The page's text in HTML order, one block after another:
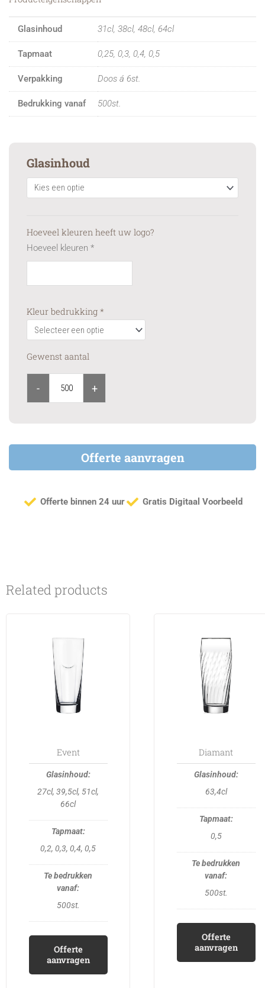
Glasinhoud 31cl, 38cl, 48cl, 64cl
Tapmaat 0,25, 0,3, 0,4, 0,5
Verpakking Doos á 6st.
Bedrukking vanaf 500st.
Glasinhoud
Hoeveel kleuren heeft uw logo?
Hoeveel kleuren *
Kleur bedrukking *
Gewenst aantal
-
quantity
+
Offerte aanvragen
Offerte binnen 24 uur Gratis Digitaal Voorbeeld
Related products
Event
27cl, 39,5cl, 51cl,
66cl
0,2, 0,3, 0,4, 0,5
500st.
Offerte
aanvragen
product
multiple
variants.
The
be
chosen
the
page
Diamant
63,4cl
0,5
500st.
Offerte
aanvragen
product
has
multiple
variants.
The
be
chosen
the